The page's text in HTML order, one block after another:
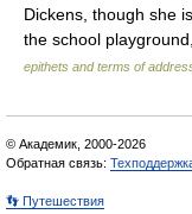
Dickens, though she
the school
epithets and terms of
© Академик, 2000-2026
Обратная связь:
👣 Путешествия